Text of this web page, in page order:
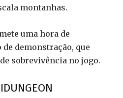
montanhas.
uma hora de
demonstração, que
sobrevivência no jogo.